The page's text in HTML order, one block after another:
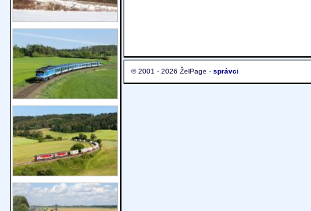
© 2001 - 2026 ŽelPage - správci